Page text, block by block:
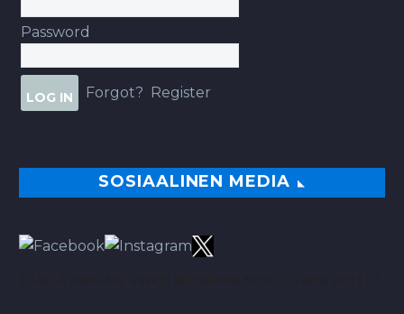
Password
Forgot? Register
SOSIAALINEN MEDIA